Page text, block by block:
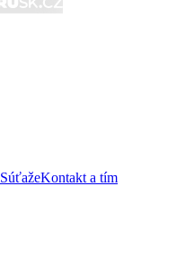
SúťažeKontakt a tím